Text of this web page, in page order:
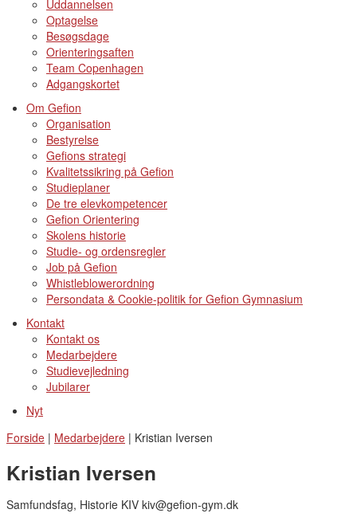
Uddannelsen
Optagelse
Besøgsdage
Orienteringsaften
Team Copenhagen
Adgangskortet
Om Gefion
Organisation
Bestyrelse
Gefions strategi
Kvalitetssikring på Gefion
Studieplaner
De tre elevkompetencer
Gefion Orientering
Skolens historie
Studie- og ordensregler
Job på Gefion
Whistleblowerordning
Persondata & Cookie-politik for Gefion Gymnasium
Kontakt
Kontakt os
Medarbejdere
Studievejledning
Jubilarer
Nyt
Forside | Medarbejdere | Kristian Iversen
Kristian Iversen
Samfundsfag, Historie KIV kiv@gefion-gym.dk